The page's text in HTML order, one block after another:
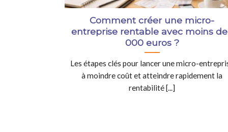
Comment créer une micro-
entreprise rentable avec moins de
000 euros ?
Les étapes clés pour lancer une micro-
à moindre coût et atteindre rapidement la
rentabilité [...]